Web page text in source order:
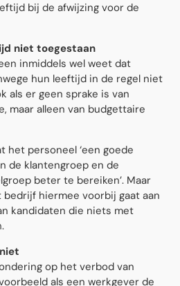
bij de afwijzing voor de
niet toegestaan
inmiddels wel weet dat
hun leeftijd in de regel niet
als er geen sprake is van
maar alleen van budgettaire
het personeel ‘een goede
de klantengroep en de
beter te bereiken’. Maar
hiermee voorbij gaat aan
kandidaten die niets met
op het verbod van
als een werkgever de